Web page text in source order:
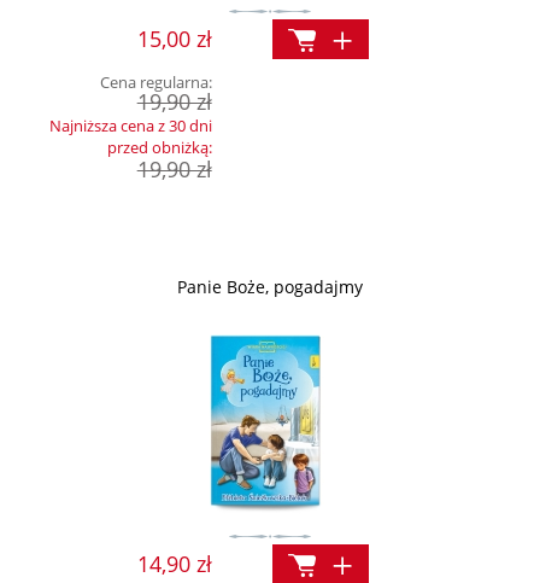
15,00 zł
Cena regularna:
19,90 zł
Najniższa cena z 30 dni
przed obniżką:
19,90 zł
Panie Boże, pogadajmy
14,90 zł